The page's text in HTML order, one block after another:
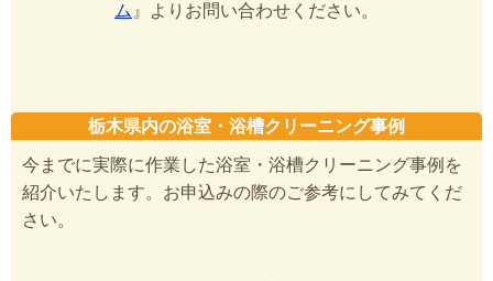
ム 』よりお問い合わせください。
栃木県内の浴室・浴槽クリーニング事例
今までに実際に作業した浴室・浴槽クリーニング事例を
紹介いたします。お申込みの際のご参考にしてみてくだ
さい。